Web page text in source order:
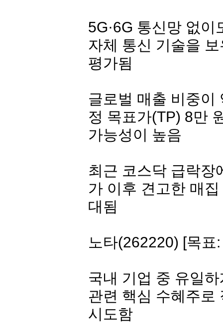
5G·6G 통신망 없
자체 통신 기술을
평가됨
글로벌 매출 비중이
정 목표가(TP) 8만
가능성이 높음
최근 코스닥 급락장
가 이후 견고한 매
대됨
노타(262220) [목표
국내 기업 중 유일
관련 핵심 수혜주로
시도함